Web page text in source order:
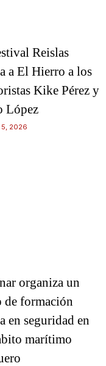
Reislas
a El Hierro a los
Kike Pérez y
López
2026
organiza un
de formación
en seguridad en
marítimo